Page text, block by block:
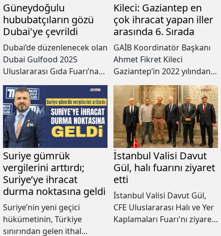
Güneydoğulu
hububatçıların gözü
Dubai'ye çevrildi
Dubai’de düzenlenecek olan
Dubai Gulfood 2025
Uluslararası Gıda Fuarı’na
33’ü Gaziantep’ten olmak
üzere Güneydoğu Anadolu
Bölgesinden toplam 47
firma katılacak.
Kileci: Gaziantep en
çok ihracat yapan iller
arasında 6. Sırada
GAİB Koordinatör Başkanı
Ahmet Fikret Kileci
Gaziantep’in 2022 yılından
bu yana en çok ihracat
gerçekleştiren iller arasında
altıncı sıradaki yerini
koruduğunu açıkladı.
Suriye gümrük
vergilerini arttırdı;
Suriye’ye ihracat
durma noktasına geldi
Suriye’nin yeni geçici
hükümetinin, Türkiye
sınırından gelen ithal
İstanbul Valisi Davut
Gül, halı fuarını ziyaret
etti
İstanbul Valisi Davut Gül,
CFE Uluslararası Halı ve Yer
Kaplamaları Fuarı'nı ziyaret